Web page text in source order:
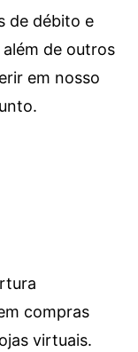
de débito e
de outros
em nosso
compras
virtuais.